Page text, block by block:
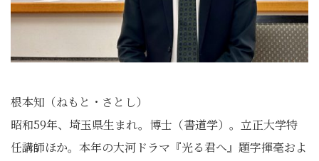
根本知（ねもと・さとし）
昭和59年、埼玉県生まれ。博士（書道学）。立正大学特
任講師ほか。本年の大河ドラマ『光る君へ』題字揮毫およ